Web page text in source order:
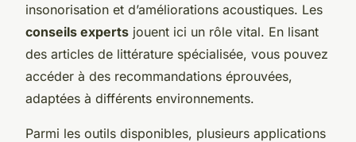
insonorisation et d’améliorations acoustiques. Les
conseils experts jouent ici un rôle vital. En lisant
des articles de littérature spécialisée, vous pouvez
accéder à des recommandations éprouvées,
adaptées à différents environnements.
Parmi les outils disponibles, plusieurs applications